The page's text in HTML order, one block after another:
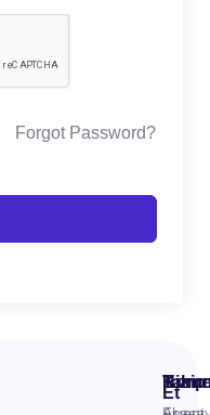
Forgot Password?
Takip
Et